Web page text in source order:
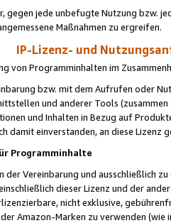
gegen jede unbefugte Nutzung bzw.
Maßnahmen zu ergreifen.
IP-Lizenz- und
von Programminhalten im
bzw. mit dem Aufrufen oder
und anderer Tools (zusammen
und Inhalten in Bezug auf
damit einverstanden, an diese Lizenz
Programminhalte
der Vereinbarung und ausschließlich
dieser Lizenz und der
nicht exklusive,
Amazon-Marken zu verwenden